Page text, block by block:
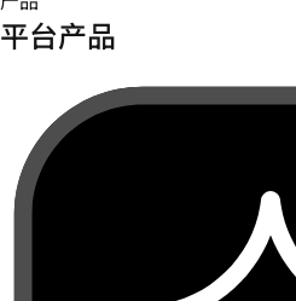
平台产品